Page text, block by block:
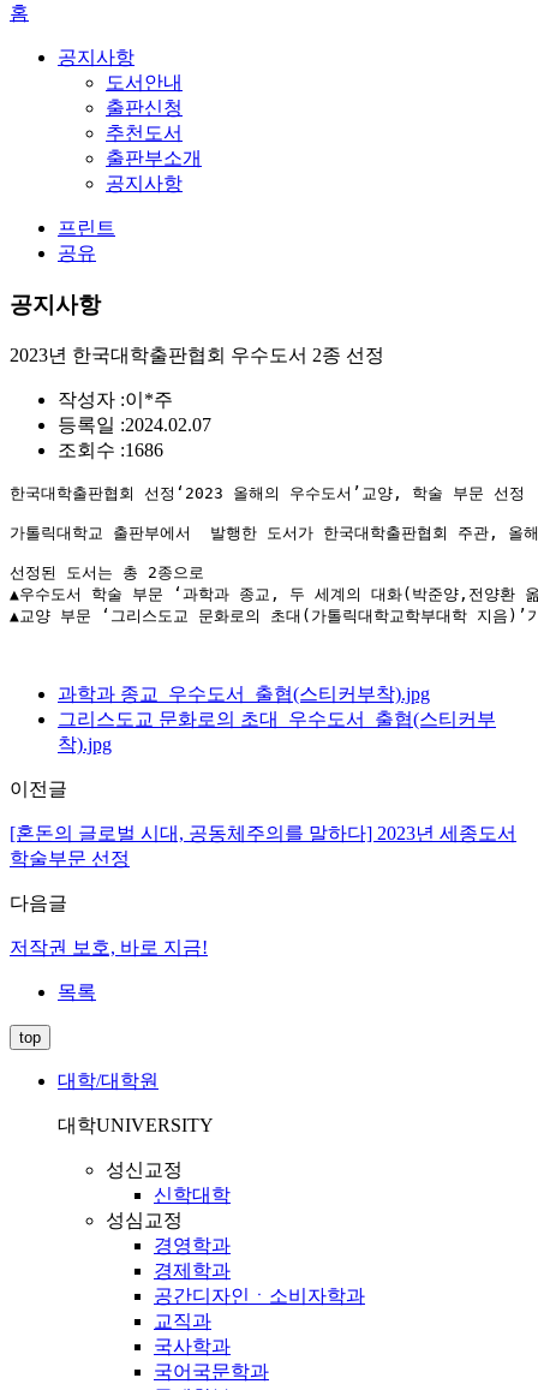
홈
공지사항
도서안내
출판신청
추천도서
출판부소개
공지사항
프린트
공유
공지사항
2023년 한국대학출판협회 우수도서 2종 선정
작성자 :이*주
등록일 :2024.02.07
조회수 :1686
한국대학출판협회 선정‘2023 올해의 우수도서’교양, 학술 부문 선정
가톨릭대학교 출판부에서  발행한 도서가 한국대학출판협회 주관,
선정된 도서는 총 2종으로
▲우수도서 학술 부문 ‘과학과 종교, 두 세계의 대화(박준양,전양환
▲교양 부문 ‘그리스도교 문화로의 초대(가톨릭대학교학부대학 지음)’
과학과 종교_우수도서_출협(스티커부착).jpg
그리스도교 문화로의 초대_우수도서_출협(스티커부
착).jpg
이전글
[혼돈의 글로벌 시대, 공동체주의를 말하다] 2023년 세종도서
학술부문 선정
다음글
저작권 보호, 바로 지금!
목록
top
대학/대학원
대학UNIVERSITY
성신교정
신학대학
성심교정
경영학과
경제학과
공간디자인ㆍ소비자학과
교직과
국사학과
국어국문학과